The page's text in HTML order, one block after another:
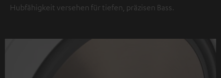
Hubfähigkeit versehen für tiefen, präzisen Bass.